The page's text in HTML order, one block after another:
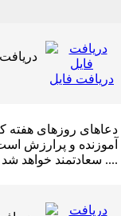
دریافت فایل
دعاهاى روزهاى هفته
آموزنده و پرارزش
سعادتمند خواهد شد و ....